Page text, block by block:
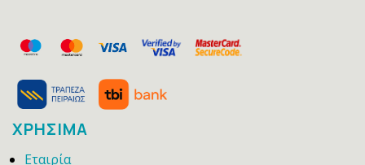
ΧΡΗΣΙΜΑ
Εταιρία